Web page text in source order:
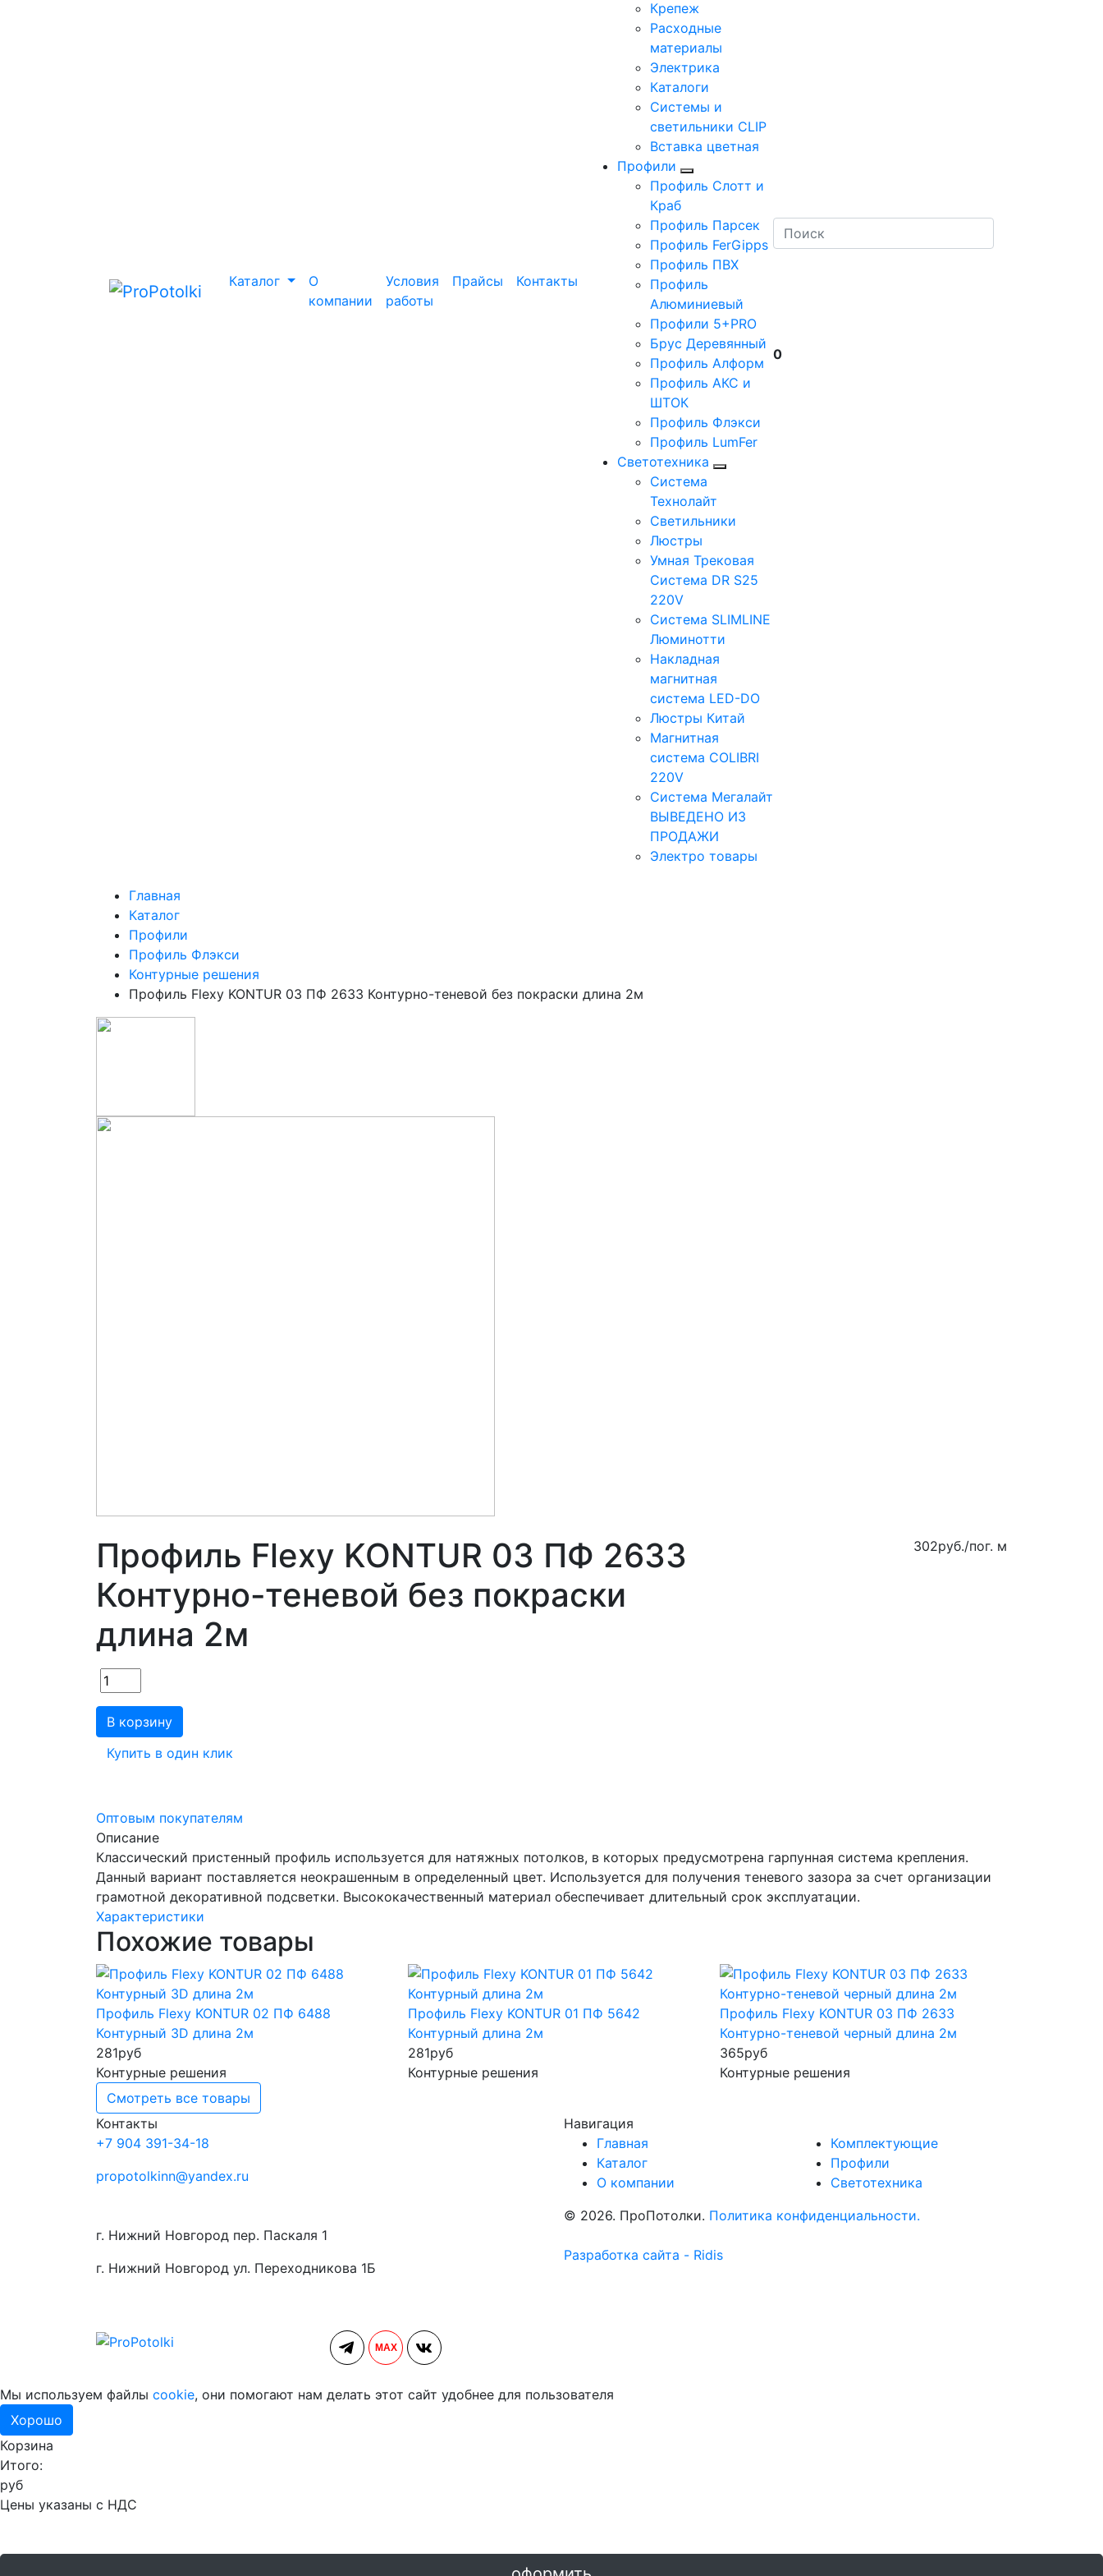
Каталог
О
компании
Условия
работы
Прайсы Контакты
Крепеж
Расходные
материалы
Электрика
Каталоги
Системы и
светильники CLIP
Вставка цветная
Профили
Профиль Слотт и
Краб
Профиль Парсек
Профиль FerGipps
Профиль ПВХ
Профиль
Алюминиевый
Профили 5+PRO
Брус Деревянный
Профиль Алформ
Профиль АКС и
ШТОК
Профиль Флэкси
Профиль LumFer
Светотехника
Система
Технолайт
Светильники
Люстры
Умная Трековая
Система DR S25
220V
Система SLIMLINE
Люминотти
Накладная
магнитная
система LED-DO
Люстры Китай
Магнитная
система COLIBRI
220V
Система Мегалайт
ВЫВЕДЕНО ИЗ
ПРОДАЖИ
Электро товары
0
Главная
Каталог
Профили
Профиль Флэкси
Контурные решения
Профиль Flexy KONTUR 03 ПФ 2633 Контурно-теневой без покраски длина 2м
Профиль Flexy KONTUR 03 ПФ 2633
Контурно-теневой без покраски
длина 2м
302руб./пог. м
В корзину
Купить в один клик
Оптовым покупателям
Описание
Классический пристенный профиль используется для натяжных потолков, в которых предусмотрена гарпунная система крепления.
Данный вариант поставляется неокрашенным в определенный цвет. Используется для получения теневого зазора за счет организации
грамотной декоративной подсветки. Высококачественный материал обеспечивает длительный срок эксплуатации.
Характеристики
Похожие товары
Профиль Flexy KONTUR 02 ПФ 6488
Контурный 3D длина 2м
281руб
Контурные решения
Профиль Flexy KONTUR 01 ПФ 5642
Контурный длина 2м
281руб
Контурные решения
Профиль Flexy KONTUR 03 ПФ 2633
Контурно-теневой черный длина 2м
365руб
Контурные решения
Смотреть все товары
Контакты
+7 904 391-34-18
propotolkinn@yandex.ru
г. Нижний Новгород пер. Паскаля 1
г. Нижний Новгород ул. Переходникова 1Б
MAX
Навигация
Главная
Каталог
О компании
Комплектующие
Профили
Светотехника
© 2026. ПроПотолки. Политика конфиденциальности.
Разработка сайта - Ridis
Мы используем файлы cookie, они помогают нам делать этот сайт удобнее для пользователя
Хорошо
Корзина
Итого:
руб
Цены указаны с НДС